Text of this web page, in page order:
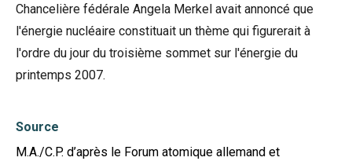
Chancelière fédérale Angela Merkel avait annoncé que
l'énergie nucléaire constituait un thème qui figurerait à
l'ordre du jour du troisième sommet sur l'énergie du
printemps 2007.
Source
M.A./C.P. d’après le Forum atomique allemand et